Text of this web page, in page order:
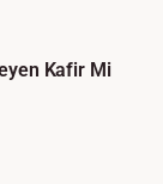
Kafir Mi